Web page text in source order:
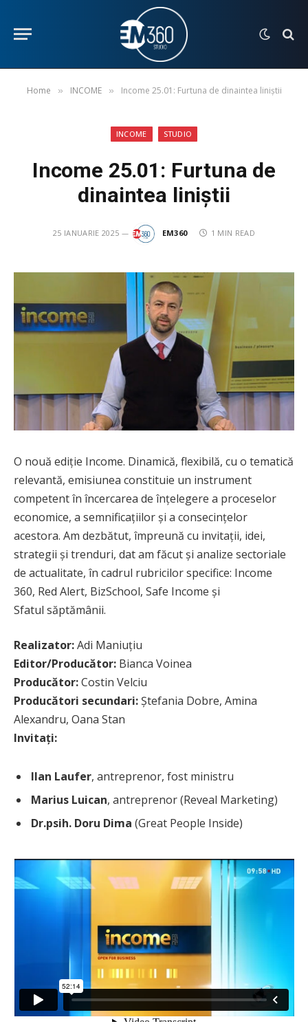
Home » INCOME » Income 25.01: Furtuna de dinaintea liniștii
INCOME STUDIO
Income 25.01: Furtuna de
dinaintea liniștii
25 IANUARIE 2025 EM360 1 MIN READ
O nouă ediție Income. Dinamică, flexibilă, cu o tematică
relevantă, emisiunea constituie un instrument
competent în încercarea de înţelegere a proceselor
economice, a semnificaţiilor şi a consecinţelor
acestora. Am dezbătut, împreună cu invitații, idei,
strategii și trenduri, dat am făcut și analize sectoriale
de actualitate, în cadrul rubricilor specifice: Income
360, Red Alert, BizSchool, Safe Income și
Sfatul săptămânii.
Realizator:Adi Maniuțiu
Editor/Producător: Bianca Voinea
Producător:Costin Velciu
Producători secundari: Ștefania Dobre, Amina
Alexandru, Oana Stan
Invitați:
Ilan Laufer, antreprenor, fost ministru
Marius Luican, antreprenor (Reveal Marketing)
Dr.psih. Doru Dima (Great People Inside)